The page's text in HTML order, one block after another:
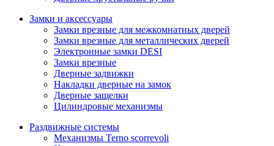
Замки и аксессуары
Замки врезные для межкомнатных дверей
Замки врезные для металлических дверей
Электронные замки DESI
Замки врезные
Дверные задвижки
Накладки дверные на замок
Дверные защелки
Цилиндровые механизмы
Раздвижные системы
Механизмы Terno scorrevoli